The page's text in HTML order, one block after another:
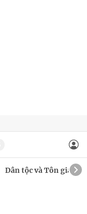
Dân tộc và Tôn giáo